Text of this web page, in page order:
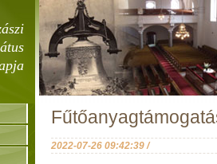
2022-07-26 09:42:39 /